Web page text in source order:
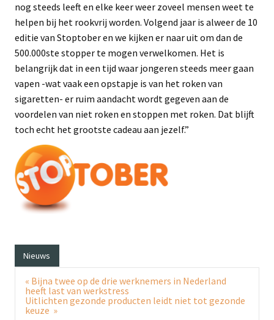
nog steeds leeft en elke keer weer zoveel mensen weet te
helpen bij het rookvrij worden. Volgend jaar is alweer de 10
editie van Stoptober en we kijken er naar uit om dan de
500.000ste stopper te mogen verwelkomen. Het is
belangrijk dat in een tijd waar jongeren steeds meer gaan
vapen -wat vaak een opstapje is van het roken van
sigaretten- er ruim aandacht wordt gegeven aan de
voordelen van niet roken en stoppen met roken. Dat blijft
toch echt het grootste cadeau aan jezelf.”
Nieuws
Bericht
navigatie
« Bijna twee op de drie werknemers in Nederland
heeft last van werkstress
Uitlichten gezonde producten leidt niet tot gezonde
keuze »